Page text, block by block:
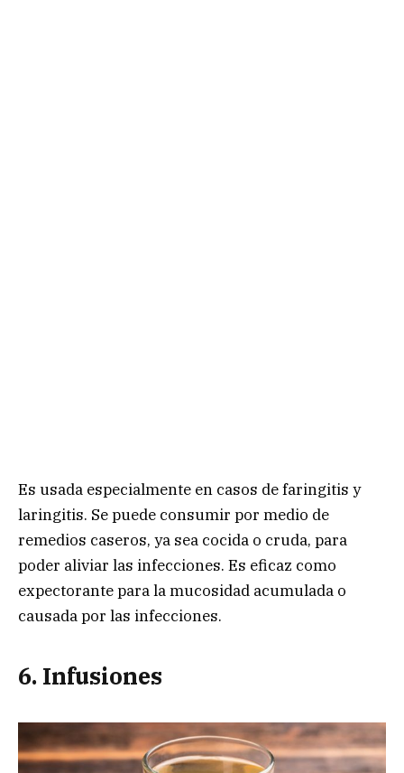
Es usada especialmente en casos de faringitis y
laringitis. Se puede consumir por medio de
remedios caseros, ya sea cocida o cruda, para
poder aliviar las infecciones. Es eficaz como
expectorante para la mucosidad acumulada o
causada por las infecciones.
6. Infusiones